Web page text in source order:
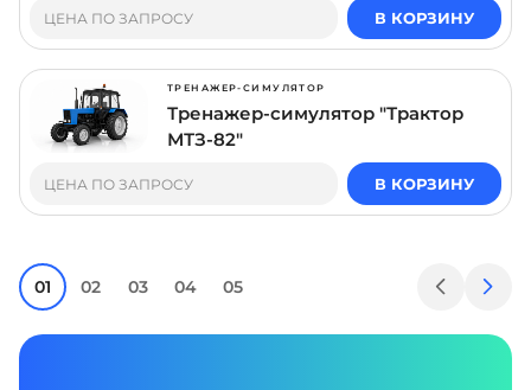
ЦЕНА ПО ЗАПРОСУ В КОРЗИНУ
ТРЕНАЖЕР-СИМУЛЯТОР
Тренажер-симулятор "Трактор
МТЗ-82"
ЦЕНА ПО ЗАПРОСУ В КОРЗИНУ
01 02 03 04 05